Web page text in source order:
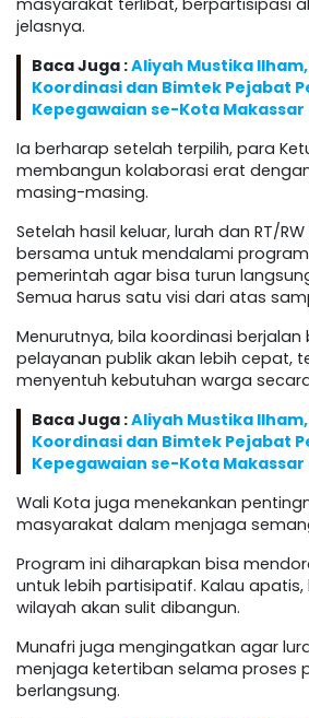
masyarakat terlibat, berpartisipasi
jelasnya.
Baca Juga :Aliyah Mustika
Koordinasi dan Bimtek Pejabat
Kepegawaian se-Kota
Ia berharap setelah terpilih, para
membangun kolaborasi erat
masing-masing.
Setelah hasil keluar, lurah dan RT/
bersama untuk mendalami
pemerintah agar bisa turun
Semua harus satu visi dari atas
Menurutnya, bila koordinasi berjalan
pelayanan publik akan lebih cepat,
menyentuh kebutuhan warga
Baca Juga :Aliyah Mustika
Koordinasi dan Bimtek Pejabat
Kepegawaian se-Kota
Wali Kota juga menekankan
masyarakat dalam menjaga
Program ini diharapkan bisa
untuk lebih partisipatif. Kalau apatis,
wilayah akan sulit dibangun.
Munafri juga mengingatkan agar
menjaga ketertiban selama proses
berlangsung.